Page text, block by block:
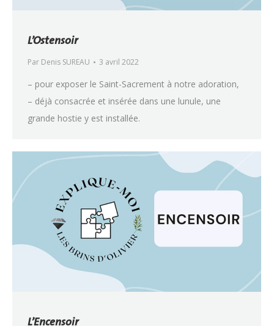
L’Ostensoir
Par Denis SUREAU 3 avril 2022
– pour exposer le Saint-Sacrement à notre adoration,
– déjà consacrée et insérée dans une lunule, une
grande hostie y est installée.
L’Encensoir